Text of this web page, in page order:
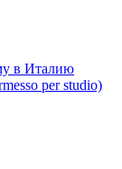
в Италию
per studio)